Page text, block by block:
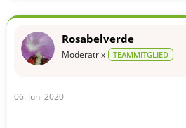
Rosabelverde
Moderatrix TEAMMITGLIED
06. Juni 2020